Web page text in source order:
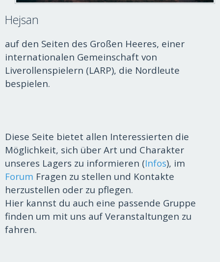
Hejsan
auf den Seiten des Großen Heeres, einer
internationalen Gemeinschaft von
Liverollenspielern (LARP), die Nordleute
bespielen.
Diese Seite bietet allen Interessierten die
Möglichkeit, sich über Art und Charakter
unseres Lagers zu informieren (Infos), im
Forum Fragen zu stellen und Kontakte
herzustellen oder zu pflegen.
Hier kannst du auch eine passende Gruppe
finden um mit uns auf Veranstaltungen zu
fahren.